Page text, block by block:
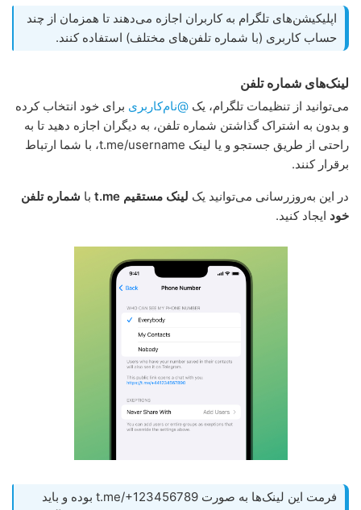
اپلیکیشن‌های تلگرام به کاربران اجازه می‌دهند تا همزمان از چند
حساب کاربری (با شماره تلفن‌های مختلف) استفاده کنند.
لینک‌های شماره تلفن
می‌توانید از تنظیمات تلگرام، یک @نام‌کاربری برای خود انتخاب کرده
و بدون به اشتراک گذاشتن شماره تلفن، به دیگران اجازه دهید تا به
راحتی از طریق جستجو و یا لینک t.me/username، با شما ارتباط
برقرار کنند.
در این به‌روزرسانی می‌توانید یک لینک مستقیم t.me با شماره تلفن
خود ایجاد کنید.
فرمت این لینک‌ها به صورت t.me/+123456789 بوده و باید